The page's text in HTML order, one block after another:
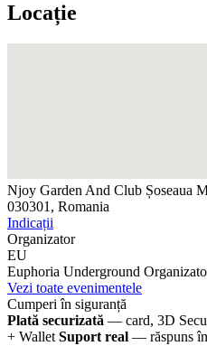
Locație
Njoy Garden And Club Șoseaua
030301, Romania
Indicații
Organizator
EU
Euphoria Underground
Vezi toate evenimentele
Cumperi în siguranță
Plată securizată — card, 3D
+ Wallet Suport real — răspuns în